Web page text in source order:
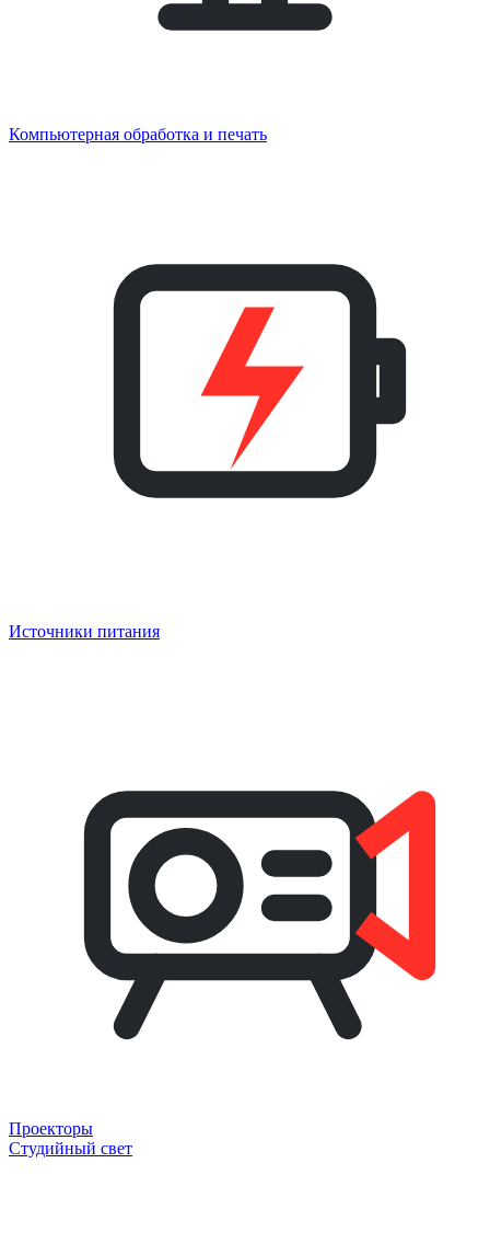
Компьютерная обработка и печать
Источники питания
Проекторы
Студийный свет